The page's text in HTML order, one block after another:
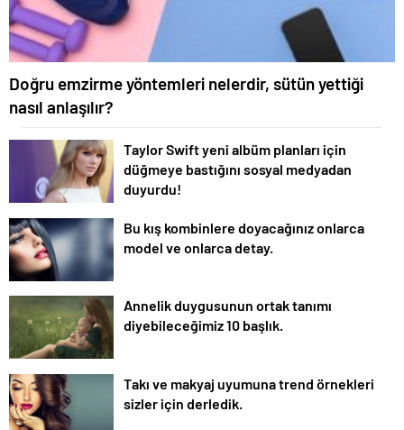
Doğru emzirme yöntemleri nelerdir, sütün yettiği
nasıl anlaşılır?
Taylor Swift yeni albüm planları için
düğmeye bastığını sosyal medyadan
duyurdu!
Bu kış kombinlere doyacağınız onlarca
model ve onlarca detay.
Annelik duygusunun ortak tanımı
diyebileceğimiz 10 başlık.
Takı ve makyaj uyumuna trend örnekleri
sizler için derledik.